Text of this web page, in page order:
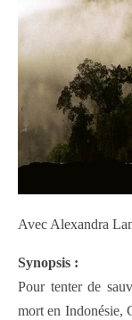
Avec Alexandra
Synopsis :
Pour tenter de
mort en Indonésie,